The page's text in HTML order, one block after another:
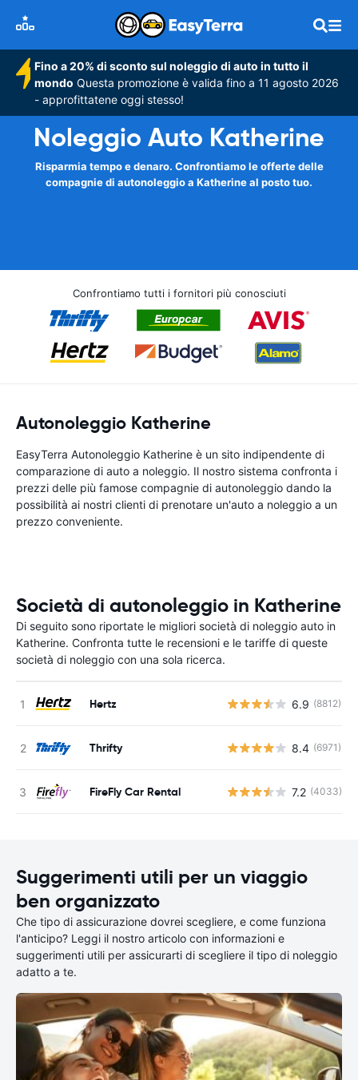
Fino a 20% di sconto sul noleggio di auto in tutto il
mondo Questa promozione è valida fino a 11 agosto 2026
- approfittatene oggi stesso!
Noleggio Auto Katherine
Risparmia tempo e denaro. Confrontiamo le offerte delle
compagnie di autonoleggio a Katherine al posto tuo.
Confrontiamo tutti i fornitori più conosciuti
Autonoleggio Katherine
EasyTerra Autonoleggio Katherine è un sito indipendente di
comparazione di auto a noleggio. Il nostro sistema confronta i
prezzi delle più famose compagnie di autonoleggio dando la
possibilità ai nostri clienti di prenotare un'auto a noleggio a un
prezzo conveniente.
Società di autonoleggio in Katherine
Di seguito sono riportate le migliori società di noleggio auto in
Katherine. Confronta tutte le recensioni e le tariffe di queste
società di noleggio con una sola ricerca.
Hertz 6.9 (8812)
Thrifty 8.4 (6971)
FireFly Car Rental 7.2 (4033)
Suggerimenti utili per un viaggio
ben organizzato
Che tipo di assicurazione dovrei scegliere, e come funziona
l'anticipo? Leggi il nostro articolo con informazioni e
suggerimenti utili per assicurarti di scegliere il tipo di noleggio
adatto a te.